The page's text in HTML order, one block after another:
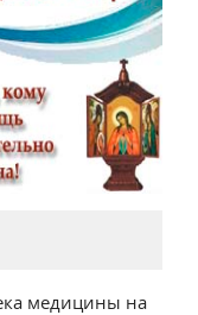
медицины на